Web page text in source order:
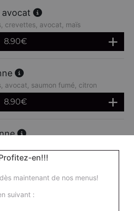
avocat
crevettes, avocat, maïs
8.90€
avocat, saumon fumé, citron
8.90€
8.90 €
en!!!
maintenant de nos menus!
suivant :